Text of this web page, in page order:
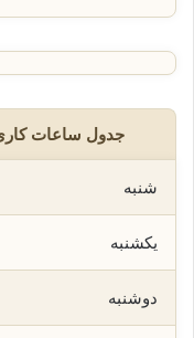
جدول ساعات
شنبه
یکشنبه
دوشنبه